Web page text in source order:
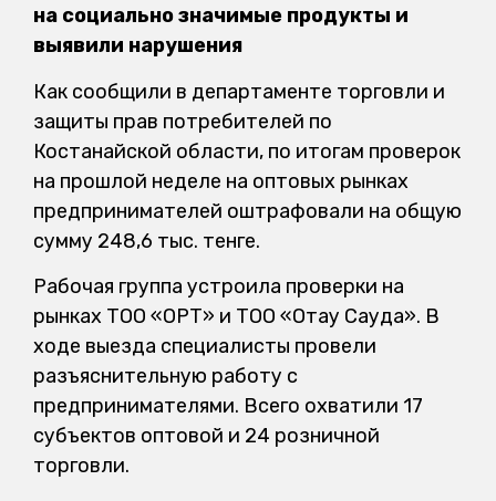
на социально значимые продукты и
выявили нарушения
Как сообщили в департаменте торговли и
защиты прав потребителей по
Костанайской области, по итогам проверок
на прошлой неделе на оптовых рынках
предпринимателей оштрафовали на общую
сумму 248,6 тыс. тенге.
Рабочая группа устроила проверки на
рынках ТОО «ОРТ» и ТОО «Отау Сауда». В
ходе выезда специалисты провели
разъяснительную работу с
предпринимателями. Всего охватили 17
субъектов оптовой и 24 розничной
торговли.